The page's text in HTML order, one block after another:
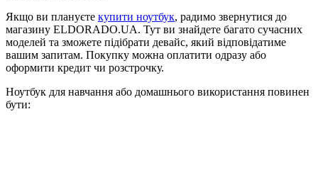
Якщо ви плануєте купити ноутбук, радимо звернутися до
магазину ELDORADO.UA. Тут ви знайдете багато сучасних
моделей та зможете підібрати девайс, який відповідатиме
вашим запитам. Покупку можна оплатити одразу або
оформити кредит чи розстрочку.
Ноутбук для навчання або домашнього використання повинен
бути: